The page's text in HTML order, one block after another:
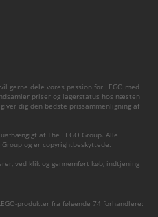
gerne dele vores passion for LEGO med
priser og lagerstatus hos næsten
dig den bedste prissammenligning af
af The LEGO Group. Alle
og er copyrightbeskyttede.
ved klik og gennemført køb, indtjening
produkter fra følgende 74 forhandlere: